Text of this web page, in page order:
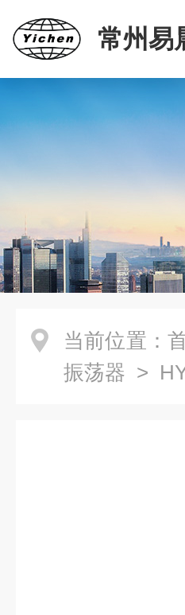
常州易
当前位置：
振荡器 >